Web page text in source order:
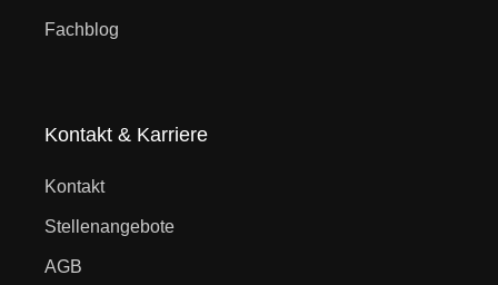
Fachblog
Kontakt & Karriere
Kontakt
Stellenangebote
AGB